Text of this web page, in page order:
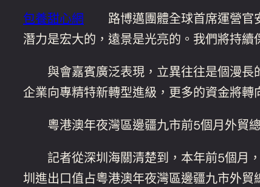
包養甜心網 路博邁團體全球首席運營官安
潛力是宏大的，遠景是光亮的。我們將持
與會嘉賓廣泛表現，立異往往是個漫長
企業向專精特新轉型進級，更多的資金將
粵港澳年夜灣區邊疆九市前5個月外貿
記者從深圳海關清楚到，本年前5個月，
圳進出口值占粵港澳年夜灣區邊疆九市外貿